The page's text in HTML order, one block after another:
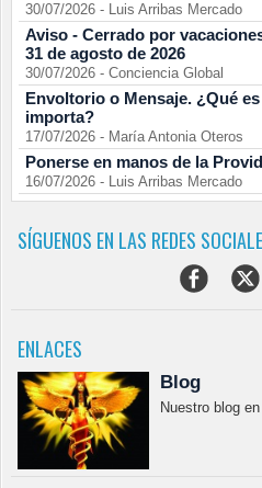
30/07/2026 - Luis Arribas Mercado
Aviso - Cerrado por
31 de agosto de 2026
30/07/2026 - Conciencia Global
Envoltorio o Mensaje. ¿Qué
importa?
17/07/2026 - María Antonia Oteros
Ponerse en manos de la
16/07/2026 - Luis Arribas Mercado
SÍGUENOS EN LAS REDES
ENLACES
Blog
Nuestro blog